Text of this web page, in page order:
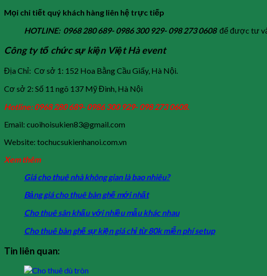
Mọi chi tiết quý khách hàng liên hệ trực tiếp
HOTLINE: 0968 280 689- 0986 300 929- 098 273 0608 để được tư
Công ty tổ chức sự kiện Việt Hà event
Địa Chỉ: Cơ sở 1: 152 Hoa Bằng Cầu Giấy, Hà Nội.
Cơ sở 2: Số 11 ngõ 137 Mỹ Đình, Hà Nội
Hotline: 0968 280 689- 0986 300 929- 098 273 0608.
Email: cuoihoisukien83@gmail.com
Website: tochucsukienhanoi.com.vn
Xem thêm
Giá cho thuê nhà không gian là bao nhiêu?
Bảng giá cho thuê bàn ghế mới nhất
Cho thuê sân khấu với nhiều mẫu khác nhau
Cho thuê bàn ghế sự kiện giá chỉ từ 80k miễn phí setup
Tin liên quan: